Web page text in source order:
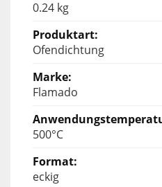
0.24 kg
Ofendichtung
Flamado
500°C
eckig